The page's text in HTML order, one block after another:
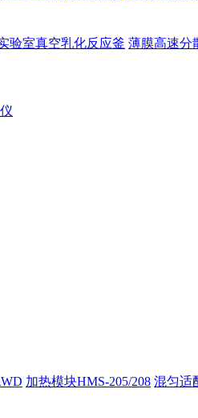
验室真空乳化反应釜 薄膜高速分
加热模块HMS-205/208 混匀适